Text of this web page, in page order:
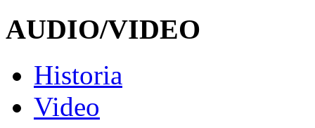
AUDIO/VIDEO
Historia
Video